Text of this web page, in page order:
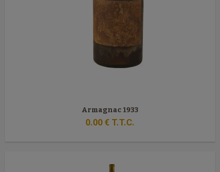
Armagnac 1933
0.00€ T.T.C.